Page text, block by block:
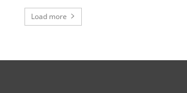
Load more